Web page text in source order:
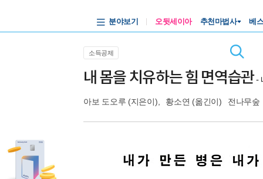
분야보기 오뒷세이아 추천마법사 베
소득공제
내 몸을 치유하는 힘 면역습관-
아보 도오루 (지은이), 황소연 (옮긴이) 전나무숲